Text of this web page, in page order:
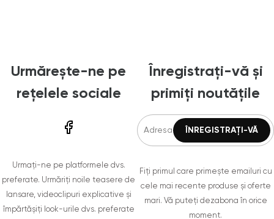
Urmărește-ne pe
rețelele sociale
Urmați-ne pe platformele dvs.
preferate. Urmăriți noile teasere de
lansare, videoclipuri explicative și
împărtășiți look-urile dvs. preferate
Înregistrați-vă și
primiți noutățile
Fiți primul care primește emailuri cu
cele mai recente produse și oferte
mari. Vă puteți dezabona în orice
moment.